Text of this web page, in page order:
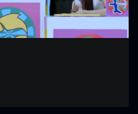
Settings